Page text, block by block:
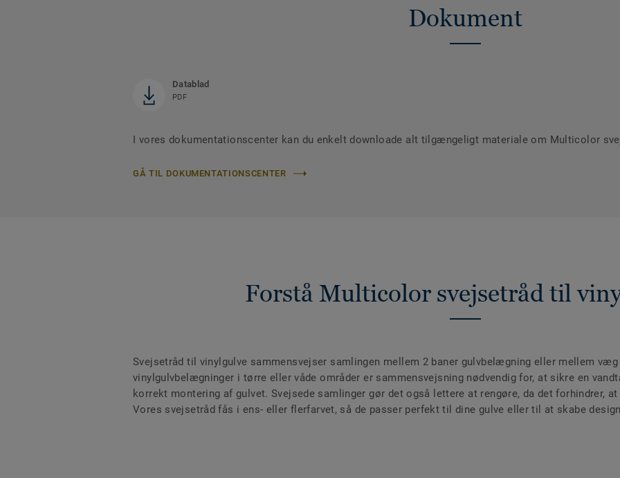
Dokument
Datablad
PDF
I vores dokumentationscenter kan du enkelt downloade alt tilgængeligt materiale om Multicolor
GÅ TIL DOKUMENTATIONSCENTER
Forstå Multicolor svejsetråd til
Svejsetråd til vinylgulve sammensvejser samlingen mellem 2 baner gulvbelægning eller mellem
vinylgulvbelægninger i tørre eller våde områder er sammensvejsning nødvendig for, at sikre en
korrekt montering af gulvet. Svejsede samlinger gør det også lettere at rengøre, da det forhindrer,
Vores svejsetråd fås i ens- eller flerfarvet, så de passer perfekt til dine gulve eller til at skabe